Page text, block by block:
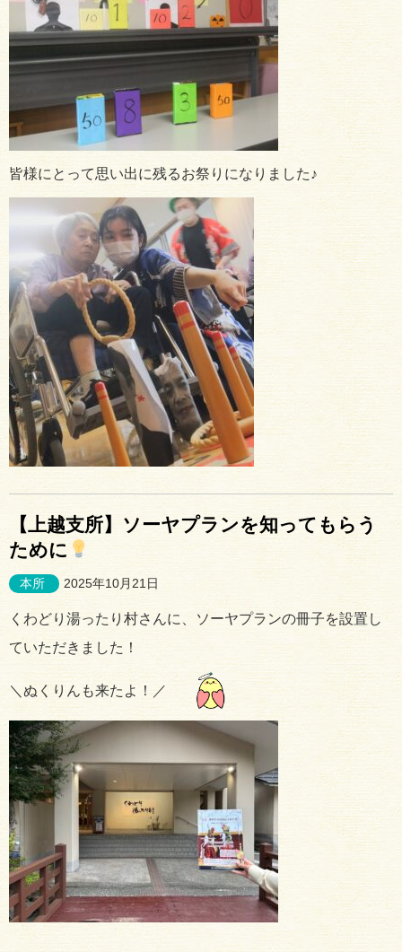
皆様にとって思い出に残るお祭りになりました♪
【上越支所】ソーヤプランを知ってもらう
ために
本所 2025年10月21日
くわどり湯ったり村さんに、ソーヤプランの冊子を設置し
ていただきました！
＼ぬくりんも来たよ！／